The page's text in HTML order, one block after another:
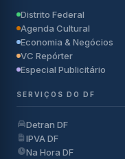
Distrito Federal
Agenda Cultural
Economia & Negócios
VC Repórter
Especial Publicitário
SERVIÇOS DO DF
Detran DF
IPVA DF
Na Hora DF